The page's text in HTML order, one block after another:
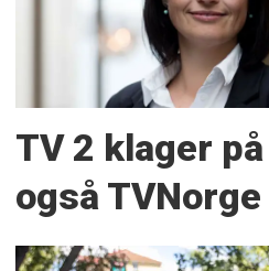
TV 2 klager
også